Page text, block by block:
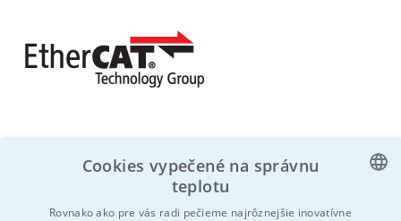
CZECH
Cookies vypečené na správnu
teplotu
Rovnako ako pre vás radi pečieme najrôznejšie inovatívne